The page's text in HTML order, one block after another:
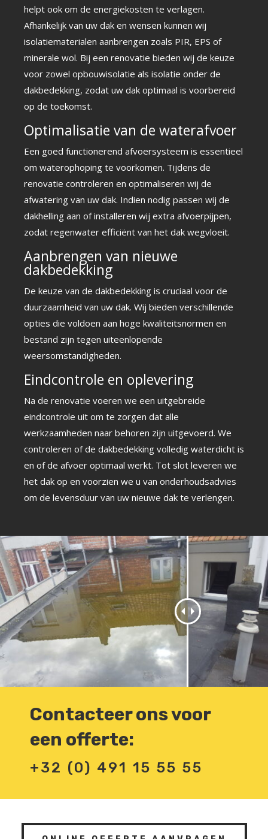
helpt ook om de energiekosten te verlagen.
Afhankelijk van uw dak en wensen kunnen wij
isolatiematerialen aanbrengen zoals PIR, EPS of
minerale wol. Bij een renovatie bieden wij de keuze
voor zowel opbouwisolatie als isolatie onder de
dakbedekking, zodat uw dak optimaal is voorbereid
op de toekomst.
Optimalisatie van de waterafvoer
Een goed functionerend afvoersysteem is essentieel
om waterophoping te voorkomen. Tijdens de
renovatie controleren en optimaliseren wij de
afwatering van uw dak. Indien nodig passen wij de
dakhelling aan of installeren wij extra afvoerpijpen,
zodat regenwater efficiënt van het dak wegvloeit.
Aanbrengen van nieuwe
dakbedekking
De keuze van de dakbedekking is cruciaal voor de
duurzaamheid van uw dak. Wij bieden verschillende
opties die voldoen aan hoge kwaliteitsnormen en
bestand zijn tegen uiteenlopende
weersomstandigheden.
Eindcontrole en oplevering
Na de renovatie voeren we een uitgebreide
eindcontrole uit om te zorgen dat alle
werkzaamheden naar behoren zijn uitgevoerd. We
controleren of de dakbedekking volledig waterdicht is
en of de afvoer optimaal werkt. Tot slot leveren we
het dak op en voorzien we u van onderhoudsadvies
om de levensduur van uw nieuwe dak te verlengen.
Contacteer ons voor
een offerte:
+32 (0) 491 15 55 55